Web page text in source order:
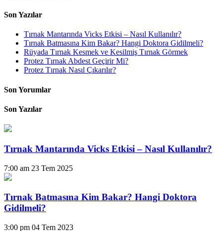
Son Yazılar
Tırnak Mantarında Vicks Etkisi – Nasıl Kullanılır?
Tırnak Batmasına Kim Bakar? Hangi Doktora Gidilmeli?
Rüyada Tırnak Kesmek ve Kesilmiş Tırnak Görmek
Protez Tırnak Abdest Geçirir Mi?
Protez Tırnak Nasıl Çıkarılır?
Son Yorumlar
Son Yazılar
Tırnak Mantarında Vicks Etkisi – Nasıl Kullanılır?
7:00 am 23 Tem 2025
Tırnak Batmasına Kim Bakar? Hangi Doktora
Gidilmeli?
3:00 pm 04 Tem 2023